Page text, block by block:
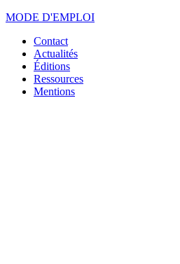
MODE D'EMPLOI
Contact
Actualités
Éditions
Ressources
Mentions